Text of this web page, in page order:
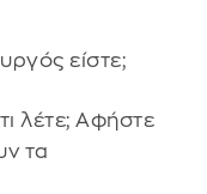
είστε;
λέτε; Αφήστε
τα